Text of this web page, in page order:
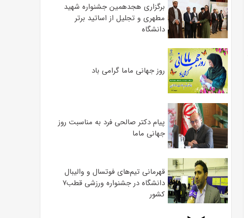
برگزاری هجدهمین جشنواره شهید
مطهری و تجلیل از اساتید برتر
دانشگاه
روز جهانی ماما گرامی باد
پیام دکتر صالحی فرد به مناسبت روز
جهانی ماما
قهرمانی تیم‌های فوتسال و والیبال
دانشگاه در جشنواره ورزشی قطب۷
کشور